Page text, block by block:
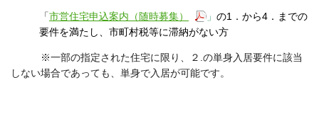
「市営住宅申込案内（随時募集） 」 の1．から4．までの
要件を満たし、市町村税等に滞納がない方
※一部の指定された住宅に限り、２.の単身入居要件に該当
しない場合であっても、単身で入居が可能です。